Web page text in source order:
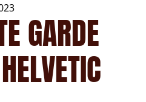
GARDE